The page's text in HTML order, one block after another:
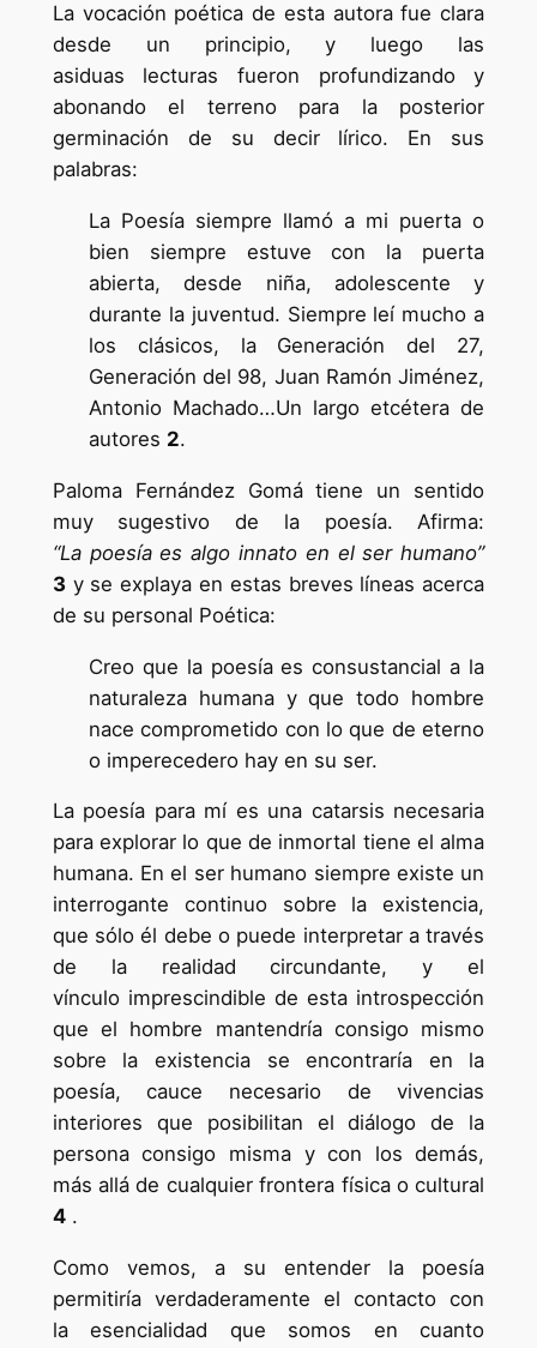
La vocación poética de esta autora fue clara
desde un principio, y luego las
asiduas lecturas fueron profundizando y
abonando el terreno para la posterior
germinación de su decir lírico. En sus
palabras:
La Poesía siempre llamó a mi puerta o
bien siempre estuve con la puerta
abierta, desde niña, adolescente y
durante la juventud. Siempre leí mucho a
los clásicos, la Generación del 27,
Generación del 98, Juan Ramón Jiménez,
Antonio Machado…Un largo etcétera de
autores 2.
Paloma Fernández Gomá tiene un sentido
muy sugestivo de la poesía. Afirma:
“La poesía es algo innato en el ser humano”
3y se explaya en estas breves líneas acerca
de su personal Poética:
Creo que la poesía es consustancial a la
naturaleza humana y que todo hombre
nace comprometido con lo que de eterno
o imperecedero hay en su ser.
La poesía para mí es una catarsis necesaria
para explorar lo que de inmortal tiene el alma
humana. En el ser humano siempre existe un
interrogante continuo sobre la existencia,
que sólo él debe o puede interpretar a través
de la realidad circundante, y el
vínculo imprescindible de esta introspección
que el hombre mantendría consigo mismo
sobre la existencia se encontraría en la
poesía, cauce necesario de vivencias
interiores que posibilitan el diálogo de la
persona consigo misma y con los demás,
más allá de cualquier frontera física o cultural
4.
Como vemos, a su entender la poesía
permitiría verdaderamente el contacto con
la esencialidad que somos en cuanto